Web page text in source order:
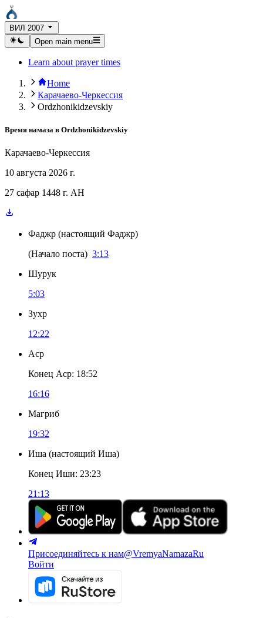
ВИЛ 2007
Open main menu
Learn about prayer times
Home
Карачаево-Черкессия
Ordzhonikidzevskiy
Время намаза в Ordzhonikidzevskiy
Карачаево-Черкессия
10 августа 2026 г.
27 сафар 1448 г. AH
Фаджр (настоящий Фаджр)
(Начало поста) 3:13
Шурук
5:03
Зухр
12:22
Аср
Конец Аср: 18:52
16:16
Магриб
19:32
Иша (настоящий Иша)
Конец Иши: 23:23
21:13
Присоединяйтесь к нам@VremyaNamazaRu
Войти